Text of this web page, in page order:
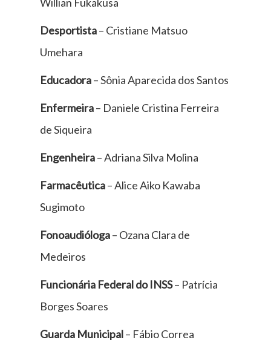
Desportista– Cristiane Matsuo
Umehara
Educadora– Sônia Aparecida dos Santos
Enfermeira– Daniele Cristina Ferreira
de Siqueira
Engenheira– Adriana Silva Molina
Farmacêutica– Alice Aiko Kawaba
Sugimoto
Fonoaudióloga– Ozana Clara de
Medeiros
Funcionária Federal do INSS– Patrícia
Borges Soares
Guarda Municipal– Fábio Correa